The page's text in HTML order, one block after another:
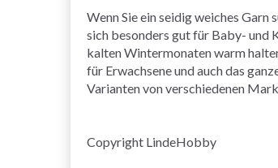
Wenn Sie ein seidig weiches Garn
sich besonders gut für Baby- und
kalten Wintermonaten warm
für Erwachsene und auch das
Varianten von verschiedenen
Copyright LindeHobby